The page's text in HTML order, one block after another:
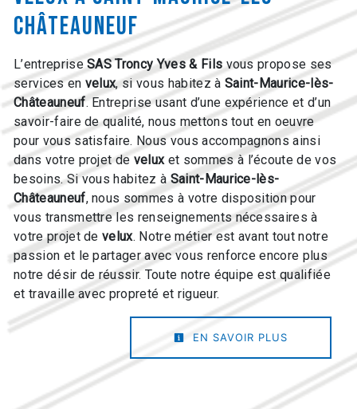
Châteauneuf
L’entrepriseSAS Troncy Yves & Fils vous propose ses
services en velux, si vous habitez à Saint-Maurice-lès-
Châteauneuf. Entreprise usant d’une expérience et d’un
savoir-faire de qualité, nous mettons tout en oeuvre
pour vous satisfaire. Nous vous accompagnons ainsi
dans votre projet de veluxet sommes à l’écoute de vos
besoins. Si vous habitez àSaint-Maurice-lès-
Châteauneuf, nous sommes à votre disposition pour
vous transmettre les renseignements nécessaires à
votre projet develux. Notre métier est avant tout notre
passion et le partager avec vous renforce encore plus
notre désir de réussir. Toute notre équipe est qualifiée
et travaille avec propreté et rigueur.
EN SAVOIR PLUS